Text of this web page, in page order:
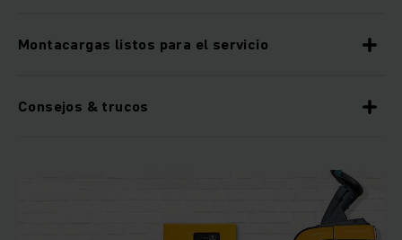
Montacargas listos para el servicio
Consejos & trucos